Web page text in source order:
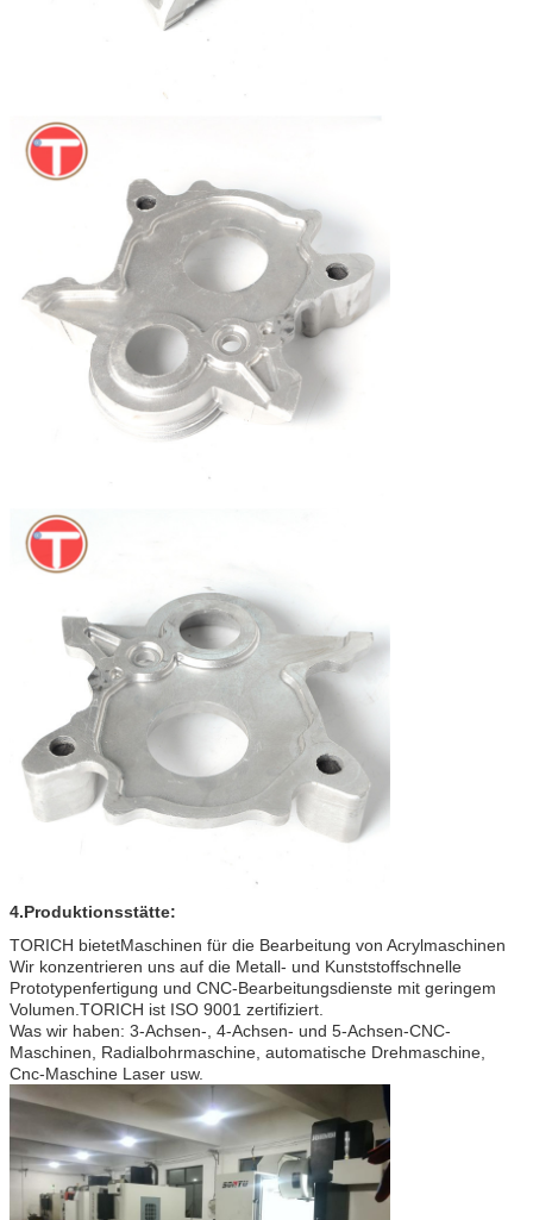
4.Produktionsstätte:
TORICH bietetMaschinen für die Bearbeitung von Acrylmaschinen
Wir konzentrieren uns auf die Metall- und Kunststoffschnelle
Prototypenfertigung und CNC-Bearbeitungsdienste mit geringem
Volumen.TORICH ist ISO 9001 zertifiziert.
Was wir haben: 3-Achsen-, 4-Achsen- und 5-Achsen-CNC-
Maschinen, Radialbohrmaschine, automatische Drehmaschine,
Cnc-Maschine Laser usw.